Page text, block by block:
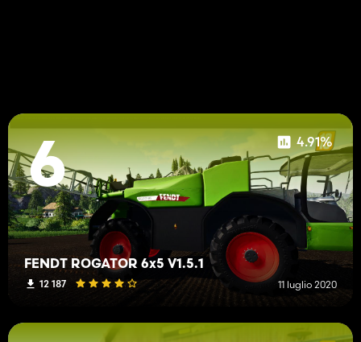
6 4.91%
FENDT ROGATOR 6x5 V1.5.1
12 187 11 luglio 2020